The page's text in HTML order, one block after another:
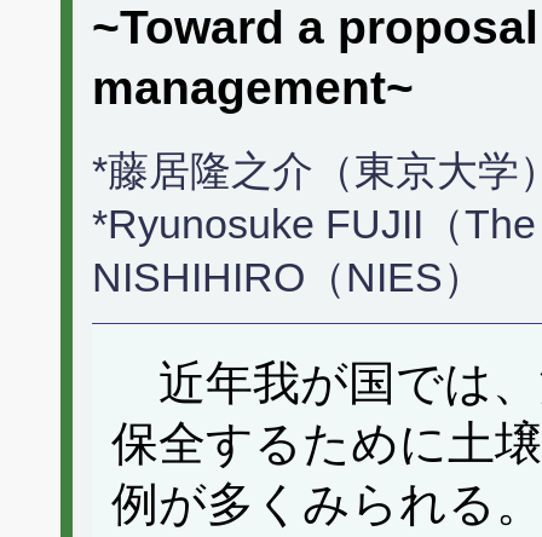
~Toward a
management~
*藤居隆之介（東京大学
*Ryunosuke FUJII（
NISHIHIRO（NIES）
近年我が国では
保全するために土
例が多くみられる